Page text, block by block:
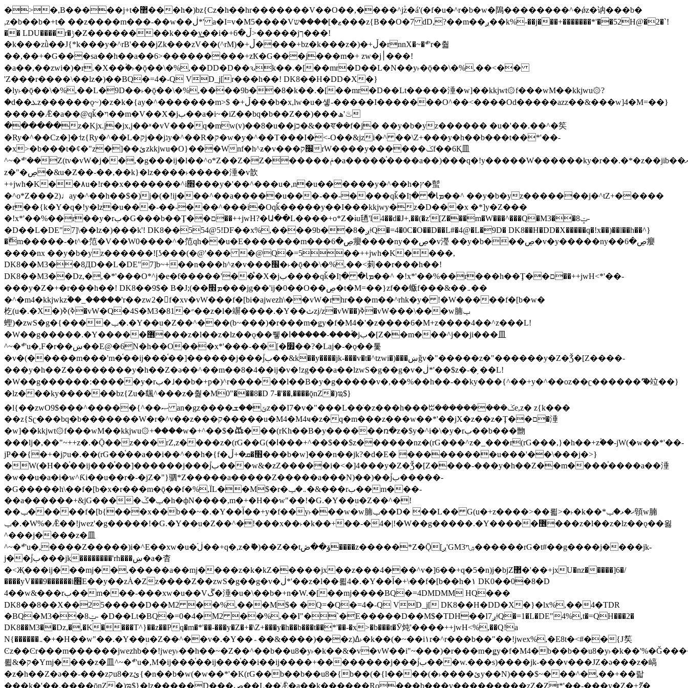
�>�,B�����j+t�޲���h�)bz{Cz�h��hr�������V��O��,����^j۫z�á'(�f�u�^r�b�w�隝��������^�ǿz�讷���b�
,z�b��b�+t� ��z����m���-��w��ڶ*' a�I=v�M5����Vޱ�]����ש���z{B��O�7 dD,?��m��ږ��k%-��j���+�������*'��52H@�2�`!
�� LDU����r�ݱ�Z��������k���y͇��i�+ڵ�6>�����jך���!
�k���zǜ��J{*k���y�^rB'���jZk���zV��(^rM)�+ڵ����+bz�k���z�)�+ڵ�rnnX�~�ܶ*'r�춻
��,��+�G���sa��h��a��6>���������+zҞ�G���j���m�+ zw�j׀���!
�a��,��zwi�)�r.�X��۫�˫�ǭ��\�%,��DD�D��ԅk��.�[��mr�D��L�N��y˫�ǭ��\�%,��<��
'Z���r����\��lz�)��BQ�=4�-Q VD_j[r���h��! DK8��H�DD�X�}
�ly˫�ǭ��\�%,��L�9D��˫�ǭ��\�%,����9b��8�k��.�[��mr�D��Lt�����涶�w]��kkjwt۞f���wM��kkjwu۞?
�d��ܥz������ǫ~)�z�k�{ay�^�������m>$ �+ڵ���b�x,lw�u�솋-�����I�������O^��<����Od�����azz��&���w]4�M=��}
�����Ǣ�a��@qǩ�ױ��m�V��X�jب��a�i~�iZ��bq�b��Z��)���ھ'♨
������z�Kjx.j�jx,j��ʶ�vV���q�mw(v)��8�u��jכ�&��ਞ��f�j� ��y�b�yz������ �u�'��.��^�笶
�Ry�^��Cz�]�˦z{Ry�^��L�קj��jגy�^��R�ק�w�y�^��T���I�<-O��&jzi�^ ��\Z+���y�h��b���t��*'��-
�x>�b���t�¢�"z�]��ئzkkjwu�O}���Wnf�h^ƶ�v���׬קrW����y������ݢf��6Қ⽫
^~�ܶ*'��Z(tv�vW�j��,�g���ij�l��^o*Z��Z�Z������ݥ�a�����֫����a��)���q�!y�����W������ky�r��.�*�z��jib��ނ+-
z�"�ڝ�&u�Z��-��,��k}�lz����˫�����涶�v歆
++jwh�K��٨u�!r��x�������^i׫���y�'��^���u�,n�u������y�^��h�ץ�蟚
�^o*Z���2)♩ay�^��h��$�)j�(�!ij���^��a�����u���-��-����qǩ�Iܡا� �ן��^ ��y�b�yz�������j�^tZ+�����
�r��{k�Y�q�!y�lz�u���-��-���^���i�Oqǩ�����y��I���kkjwy�z�D���x �*]y�Z���
�!x*'��%��r��y�rب�G���b��Ţ��ם��++jwH?�Ա��L����+o*Z�ɨu毢'l4��d�J+,��(�z'[Z���m�W���^���Q�M3��8ݓ-
�D��L�DE"7]\��lz�)���k'! DK8��554@5!DF��x%,����9b��8�ږǂQ�=4�0C�O��D��L#�4@�L�9D� DK8��H�DD�X�����q�!x��)��l��h��^}
�ޮm�����-�t^�笵�V��W0����^�笵qh��u�E�������m���ڝ�6癭����ny��ڝ�v瀅 ��y�b���ڝ�v�y�����ny��ڝ�6癭
����nx ��y�b�yz������![ʖ���(�@'��� �@Q�=5��++jwh�K����,
DK8��M3��8ДD��L�DE"7]b~+��n���h^ƶ�v���׬�˫�ǭ��\�%,��<䓶��r���h��!
DK8��M3��Dz,�,�*'���O*^j�e�ƭ�����'��֩�X�jب����qǩ�Iܡا� �ן��^ �!x*'��%��r���h��Ţ��ם��++jwH<*'��-
���y�Z�+�r���h��! DK8��9$� B�J;(��ܡ׮���jg��'ij�0��O��ڝ�t�M=��}zf��蝂f���&��܅��
�^�m4�kkjwkz۫��_�����'r��zw2�f�xv�vW���f�[bi�ajwezh\��vW�rhr���m��^rhk�y� !�W�����f�[b�w�
杚(u�.�X�)ߢ)ߢ�vW�Q�4S�M3�81�״��z�l�竮����.�Y��ثzj/z�vW��)ߢ�vW���\���w腩ݕ
蟶)�zwS�g�{����ݕ�.�Y��ؚu�Z��^���(b~���)�r���m�ǥy�f�M4�'�z����6�M+z����4��^z���L!
�W��g�����.�Y��؜���޶���z�l��z�lz��ǫ��쮛�ا�����-����۫jب�[Z��m���^j��ji���⽫
^~�ܶ*'u�,F�r��ښ��E@�6N�h��O���x*'���-��[�׿��?�Laj�-�ǫ��톷
�v�(�����m���'m�֫��ij���֫��]������j���۫jب��&k��y����jk-���v�t�^tzwi�)���ښǧv�"�����z�"������y�Z�Ǯ�[Z����-
���y�h��Z��������y�h��Z�ǝ��^��m��8�4��ij�v�!zg���a��lzwS�g��g�v�ڶ*'��$z�-�֥ ��L!
�W��g������:�����y�rب�˩��b�+p�)^r������l��B�y�g�����v�,��%��h��-��ky���{^��+y�^��oz��ʗ������ޮ'�竝��}
�lz���ky������bz{Zu�颻^���z�춽�M0"���8�D 7-�'��,����ǭnZ�)ಇ$}
�l{��zwO9$���^�����{^��ޞ an�gz����ݶ��ܫz��I7�v�"���L��ֹ�z���h���ꔱ���������ݢe,z� z{k���
��z{Sʗ���bq�b��� ����W�r�^v��z���ק�����u�M4�M4ҹ�z�q�m���z���w��*'��jX�z��z�Ţ��ם�涶
�w]��kkjwt۞f���wM��kkjwu۞+����w�+^��$�ꬡ���(rKh��B�y������ռ�z�$y�^i�\�y�rب��b���朆
���lj�,��"~++z�.�Ǭ��z���rZ,z����z�(rG��G(�ا���+^��$��$z������nz�(rG���^z�_���r(rG���,}�h��+z۫��-jW(�w��*'��-
jP��{�+�jקu�.��(rG��֫��a��i��^��h�{f�׫�ܩ�+ڵ���b�w]���n��jk?�d�E� ���������u���'��\���j�>}
�W(�H��֫��ij���֫��]������j���۫jب���w&�zZ�����i�<�]4���y�Z�Ǯ�[Z����-���y�h��Z��m����֫����a��涶
�w��u�a�i�w^Ƙi��u��r�-�jZ�"}驷*Z�����a�����Z�����a���N)��)��۫jب�����-
�G�����h\��f�[b�x�r���m�ǭ��f�%,ÏL��M$�r�܅�ݕ�&���rب��m���-
��a������+&jG����ݕ�ڱ�h�фN����,m�+�H��w"��!�G.�Y��ؚu�Z��^�!
��ݕ�����f�[b{���x��b��~�.�Y��آ��+y�f��y˫���w�w腩ݕ��D� ��L�� G(u�+z����>��뢻>�˫�k��*ޚ�ޅ�ݕ顊w腩
ݕ�.�W%�Ǣ��!jwez'�g�����!�G.�Y��ؚu�Z��^�!���x��˫�k��+��-�4�|!�W��g�����.�Y��؜���޶���z�l��z�lz��ǫ��욇
^���j����z�⽫
^~�ܶ*'u�,����Z�����)i�^E��xw�u�ڶ֜��+q�,z�ޮ�)��Z��tۆ��ڞ����z�����*Z�Ǭ[ږ'GM3ۺױ������rG�t#��g����j����jk-
j��۫jب���jk��������'rh���ښ�a�杳
�<Җ���ij���mj��,�����a��mj����z�k�kZ�����jx��z���4���^v�]6��+q�5�n)j�bjZ޲�'��+jxU�nz�����]6�/
����yV���9������i׫E��y��zȦ�Zz����Z��zwS�g��g�v�ڶ*'��z�l��뢻4�.�Y��آ�+\��f�[b��h�١ DK0��0�8�D
4��w&���rب��m���-���xw�u��Vڱ�涶�u�\��b�+n�W.�[��mj����BQ�=4DMDMM HQ���
DK8��8��X��25�����D��M2 ��%,���M$� �Q=�Q�=4�-Q VD_j[ DK8��H�DD�X�}�lx%,��4�TDR
�BQ�M3��8ݓ- �D��Lt�BQ�=0�4�M2 ��%,��I"�`�E�����D��M$�TDH��I7ږǂQ�=1�L�DE"4%,t�=QH���2�
DK8��M3��Dz,�,�K����T^}��z��Pq�m�*'��-���y�Z�+�\Z+���y�h��b���t��*'��-�x>�b���t�Ӯ炖'����++jwH<%,��Q!a
N{������܅�+�H��w"��.�Y��ؚu�Z��^��v�.�Y��؞��&����)���z)ߡ˫�k��(�~��i١r�^r���b��"��!jwex%,�E8t�<#��{Jު笶
뢻&�ק�Ymj����z�⽫^~�ܶ*'u�,M�ij���֫��ij���֫��i��ij����+��������j���۫jب���w.���s)����jk-���v���JZ�ǝ���z�嵪
�z�h��Z�ǝ��-���zקu8�zئ{�n��b�w(�w��*'�K(rG��b��b��u8�{b��(�{l����(�˫����ئy��N)���$~���^�,��+��랇
���k�'��,����ǭnZ�)ಇ$}�lz�����D���ڝ��L��ֹǢ�a��k������Rǫ���b���v���������zZ�Zt*'��-���y�Z�+ޮz�